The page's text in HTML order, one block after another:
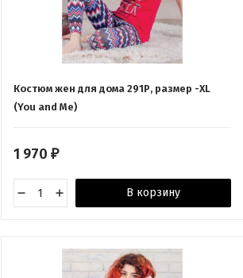
Костюм жен для дома 291Р, размер -XL
(You and Me)
1 970 ₽
В корзину